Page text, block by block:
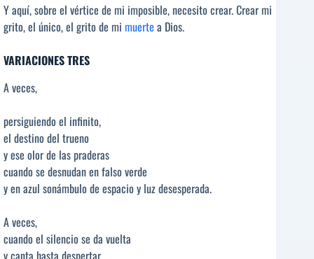
Y aquí, sobre el vértice de mi imposible, necesito crear. Crear mi
grito, el único, el grito de mi muerte a Dios.
VARIACIONES TRES
A veces,
persiguiendo el infinito,
el destino del trueno
y ese olor de las praderas
cuando se desnudan en falso verde
y en azul sonámbulo de espacio y luz desesperada.
A veces,
cuando el silencio se da vuelta
y canta hasta despertar,